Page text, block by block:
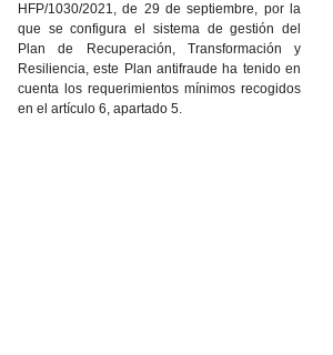
HFP/1030/2021, de 29 de septiembre, por la
que se configura el sistema de gestión del
Plan de Recuperación, Transformación y
Resiliencia, este Plan antifraude ha tenido en
cuenta los requerimientos mínimos recogidos
en el artículo 6, apartado 5.